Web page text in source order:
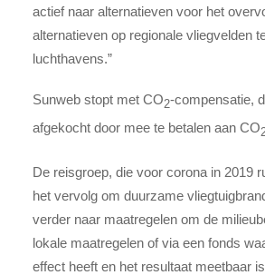
actief naar alternatieven voor het
alternatieven op regionale vliegvelden
luchthavens.”
Sunweb stopt met CO2-compensatie,
afgekocht door mee te betalen aan CO
De reisgroep, die voor corona in 2019
het vervolg om duurzame
verder naar maatregelen om de
lokale maatregelen of via een fonds
effect heeft en het resultaat meetbaar